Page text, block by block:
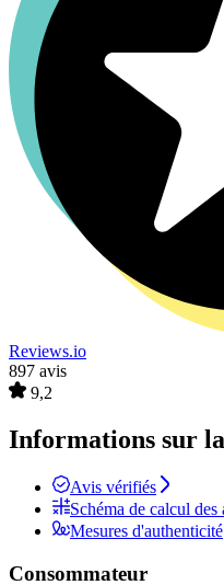
Reviews.io
897 avis
9,2
Informations sur
Avis vérifiés
Schéma de calcul des
Mesures d'authenticité
Consommateur